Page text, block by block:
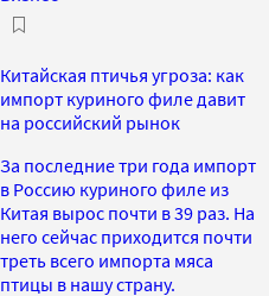
Китайская птичья угроза: как
импорт куриного филе давит
на российский рынок
За последние три года импорт
в Россию куриного филе из
Китая вырос почти в 39 раз. На
него сейчас приходится почти
треть всего импорта мяса
птицы в нашу страну.